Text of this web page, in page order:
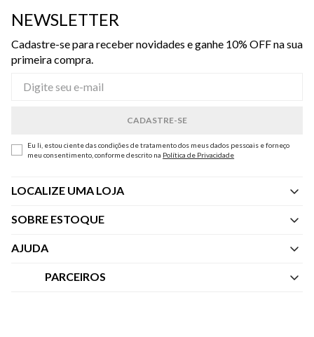
NEWSLETTER
Cadastre-se para receber novidades e ganhe 10% OFF na sua
primeira compra.
Eu li, estou ciente das condições de tratamento dos meus dados pessoais e forneço
meu consentimento, conforme descrito na Política de Privacidade
LOCALIZE UMA LOJA
SOBRE ESTOQUE
Quem Somos
AJUDA
Central de Atendimento
PARCEIROS